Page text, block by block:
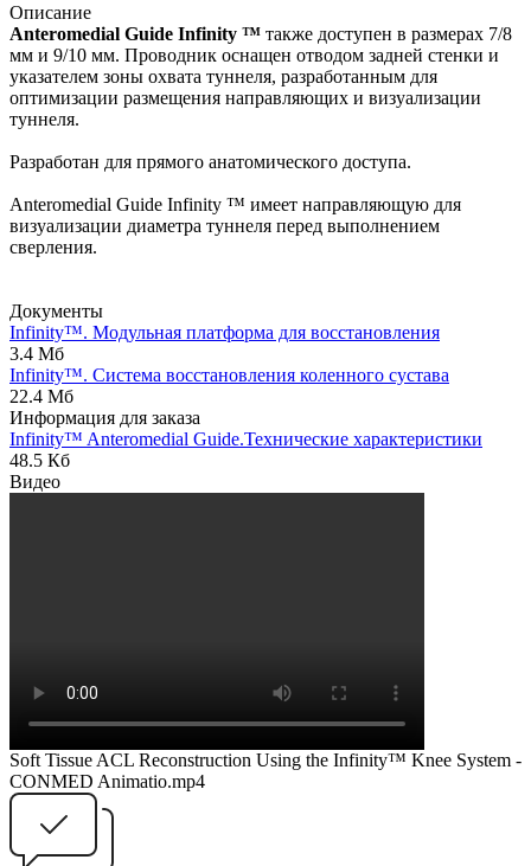
Описание
Anteromedial Guide Infinity ™ также доступен в размерах 7/8
мм и 9/10 мм. Проводник оснащен отводом задней стенки и
указателем зоны охвата туннеля, разработанным для
оптимизации размещения направляющих и визуализации
туннеля.
Разработан для прямого анатомического доступа.
Anteromedial Guide Infinity ™ имеет направляющую для
визуализации диаметра туннеля перед выполнением
сверления.
Документы
Infinity™. Модульная платформа для восстановления
3.4 Мб
Infinity™. Система восстановления коленного сустава
22.4 Мб
Информация для заказа
Infinity™ Anteromedial Guide.Технические характеристики
48.5 Кб
Видео
Soft Tissue ACL Reconstruction Using the Infinity™ Knee System -
CONMED Animatio.mp4